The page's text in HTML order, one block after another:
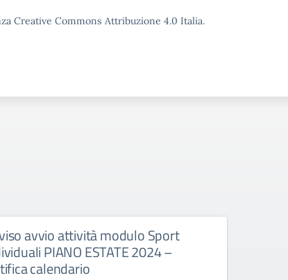
Creative Commons Attribuzione 4.0 Italia.
avvio attività modulo Sport
PIANO ESTATE 2024 –
calendario